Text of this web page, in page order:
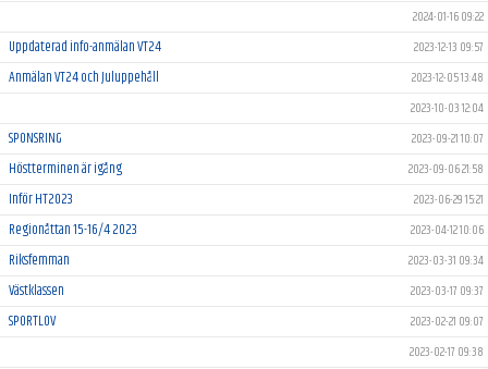
2024-01-16 09:22
Uppdaterad info-anmälan VT24 2023-12-13 09:57
Anmälan VT24 och Juluppehåll
2023-12-05 13:48
2023-10-03 12:04
SPONSRING 2023-09-21 10:07
Höstterminen är igång 2023-09-06 21:58
Inför HT2023 2023-06-29 15:21
Regionåttan 15-16/4 2023 2023-04-12 10:06
Riksfemman 2023-03-31 09:34
Västklassen 2023-03-17 09:37
SPORTLOV
2023-02-21 09:07
2023-02-17 09:38